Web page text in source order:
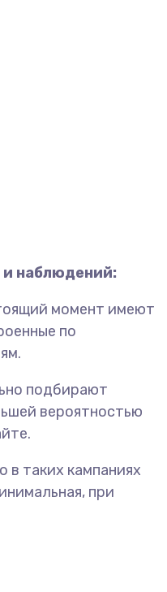
и наблюдений:
момент имеют
по
подбирают
вероятностью
в таких кампаниях
при